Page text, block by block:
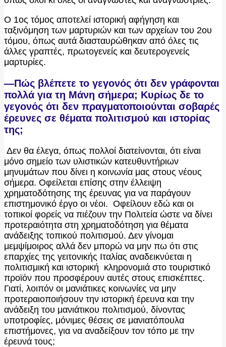
Ο 1ος τόμος αποτελεί ιστορική αφήγηση και
ταξινόμηση των μαρτυριών και των αρχείων του 2ου
τόμου, όπως αυτά διασταυρώθηκαν από όλες τις
άλλες γραπτές, πρωτογενείς και δευτερογενείς
μαρτυρίες.
—Πώς βλέπετε το γεγονός ότι δεν γράφονται
πολλά για τη Μάνη σήμερα; Κυρίως δε το
γεγονός ότι δεν πραγματοποιούνται σοβαρές
έρευνες σε θέματα πολιτισμού και ιστορίας
της;
Δεν θα έλεγα, όπως πολλοί διατείνονται, ότι είναι
μόνο σημείο των υλιστικών κατευθυντήριων
μηνυμάτων που δίνει η κοινωνία μας στους νέους
σήμερα. Οφείλεται επίσης στην έλλειψη
χρηματοδότησης της έρευνας για να παράγουν
επιστημονικό έργο οι νέοι. Οφείλουν εδώ και οι
τοπικοί φορείς να πιέζουν την Πολιτεία ώστε να δίνει
προτεραιότητα στη χρηματοδότηση για θέματα
ανάδειξης τοπικού πολιτισμού. Δεν γίνομαι
μεμψίμοιρος αλλά δεν μπορώ να μην πω ότι στις
επαρχίες της γειτονικής Ιταλίας αναδεικνύεται η
πολιτισμική και ιστορική κληρονομιά στο τουριστικό
προϊόν που προσφέρουν αυτές στους επισκέπτες.
Γιατί, λοιπόν οι μανιάτικες κοινωνίες να μην
προτεραιοποιήσουν την ιστορική έρευνα και την
ανάδειξη του μανιάτικου πολιτισμού, δίνοντας
υποτροφίες, μόνιμες θέσεις σε μανιατόπουλα
επιστήμονες, για να αναδείξουν τον τόπο με την
έρευνά τους;